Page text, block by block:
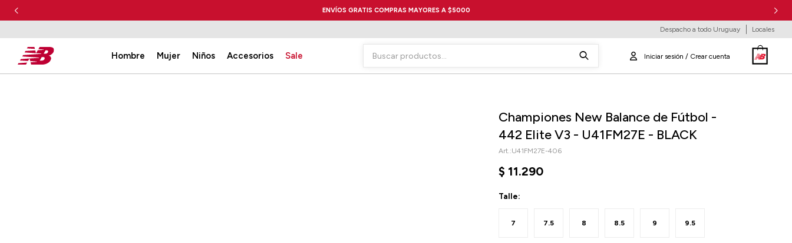
ENVÍOS GRATIS COMPRAS MAYORES A $5000
Hombre Mujer Niños Accesorios Sale
Despacho a todo Uruguay Locales
Championes New Balance de Fútbol -
442 Elite V3 - U41FM27E - BLACK
U41FM27E-406
$ 11.290
Talle:
7 7.5 8 8.5 9 9.5